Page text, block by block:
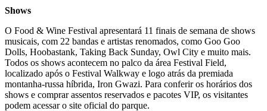
Shows
O Food & Wine Festival apresentará 11 finais de semana de shows
musicais, com 22 bandas e artistas renomados, como Goo Goo
Dolls, Hoobastank, Taking Back Sunday, Owl City e muito mais.
Todos os shows acontecem no palco da área Festival Field,
localizado após o Festival Walkway e logo atrás da premiada
montanha-russa híbrida, Iron Gwazi. Para conferir os horários dos
shows e comprar assentos reservados e pacotes VIP, os visitantes
podem acessar o site oficial do parque.